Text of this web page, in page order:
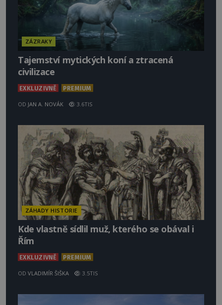
ZÁZRAKY
Tajemství mytických koní a ztracená
civilizace
EXKLUZIVNĚ PREMIUM
OD JAN A. NOVÁK 3.6TIS
ZÁHADY HISTORIE
Kde vlastně sídlil muž, kterého se obával i
Řím
EXKLUZIVNĚ PREMIUM
OD VLADIMÍR ŠIŠKA 3.5TIS